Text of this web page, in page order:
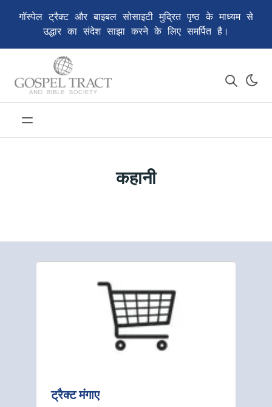
गॉस्पेल ट्रैक्ट और बाइबल सोसाइटी मुद्रित पृष्ठ के माध्यम से
उद्धार का संदेश साझा करने के लिए समर्पित है।
कहानी
ट्रैक्ट मंगाए